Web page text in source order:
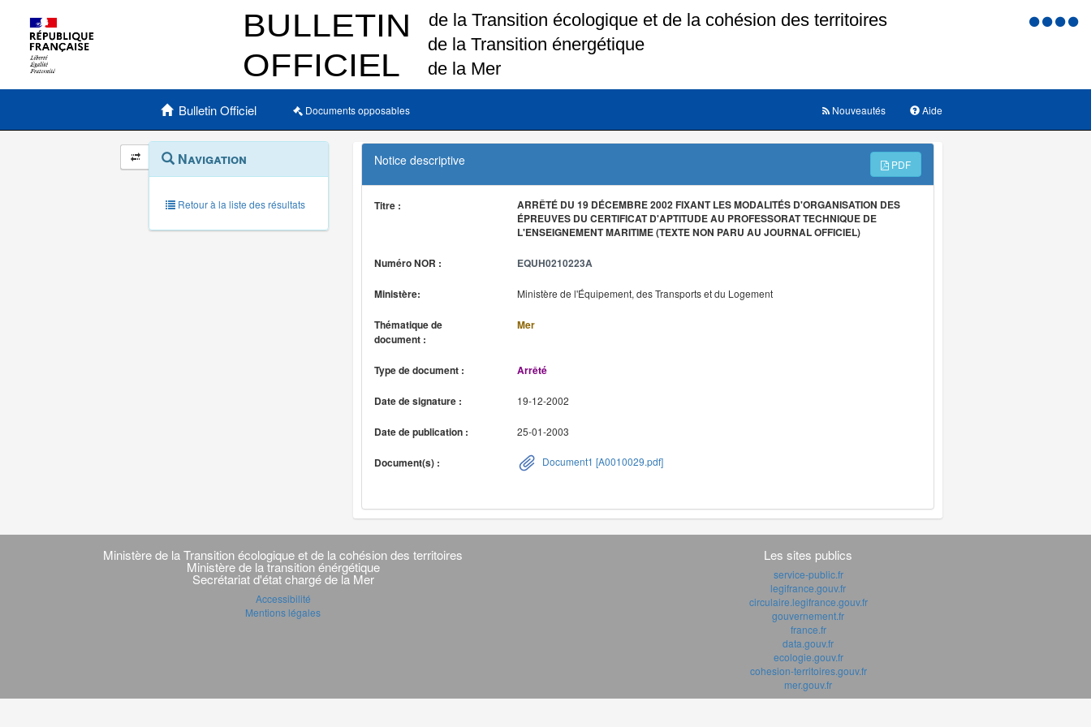
Menu
Menu principal
Bulletin Officiel Documents opposables Aide
Nouveautés
Navigation
et
outils
annexes
Menu
contextuel
Navigation
Retour à la liste des résultats
Notice descriptive PDF
Titre :
ARRÊTÉ DU 19 DÉCEMBRE 2002 FIXANT LES MODALITÉS D'ORGANISATION DES
ÉPREUVES DU CERTIFICAT D'APTITUDE AU PROFESSORAT TECHNIQUE DE
L'ENSEIGNEMENT MARITIME (TEXTE NON PARU AU JOURNAL OFFICIEL)
Numéro NOR : EQUH0210223A
Ministère: Ministère de l'Équipement, des Transports et du Logement
Thématique de
document :
Mer
Type de document : Arrêté
Date de signature : 19-12-2002
Date de publication : 25-01-2003
Document(s) : Document1 [A0010029.pdf]
Navigation
transverseMinistère de la Transition écologique et de la cohésion des territoires
Ministère de la transition énérgétique
Secrétariat d'état chargé de la Mer
Accessibilité
Mentions légales
Les sites publics
service-public.fr
legifrance.gouv.fr
circulaire.legifrance.gouv.fr
gouvernement.fr
france.fr
data.gouv.fr
ecologie.gouv.fr
cohesion-territoires.gouv.fr
mer.gouv.fr